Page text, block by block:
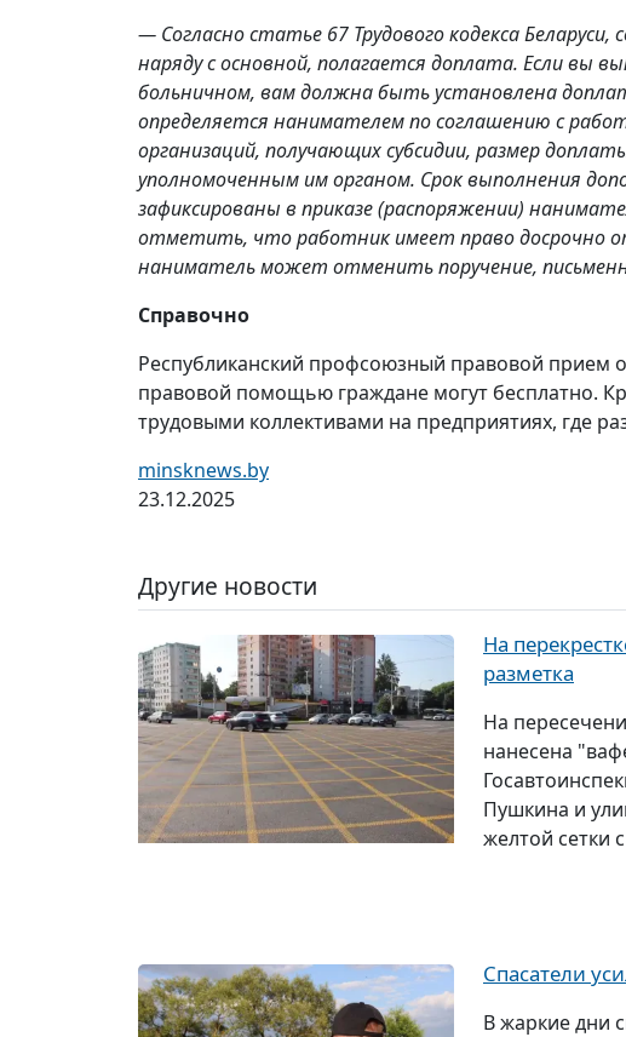
— Согласно статье 67 Трудового кодекса
наряду с основной, полагается доплата. Если вы
больничном, вам должна быть установлена
определяется нанимателем по соглашению с
организаций, получающих субсидии, размер
уполномоченным им органом. Срок выполнения
зафиксированы в приказе (распоряжении)
отметить, что работник имеет право досрочно
наниматель может отменить поручение,
Справочно
Республиканский профсоюзный правовой прием
правовой помощью граждане могут бесплатно.
трудовыми коллективами на предприятиях, где
minsknews.by
23.12.2025
Другие новости
На
разметка
На
нанесена
Пушкина и
желтой сетки
Спасатели
В жаркие дни